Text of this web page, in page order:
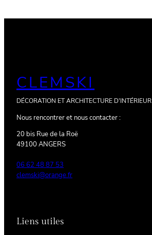
CLEMSKI
DÉCORATION ET ARCHITECTURE D'INTÉRIEUR
Nous rencontrer et nous contacter :
20 bis Rue de la Roë
49100 ANGERS
06 62 48 87 53
clemski@orange.fr
Liens utiles